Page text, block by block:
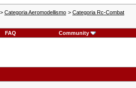
> Categoria Aeromodellismo > Categoria Rc-Combat
FAQ Community